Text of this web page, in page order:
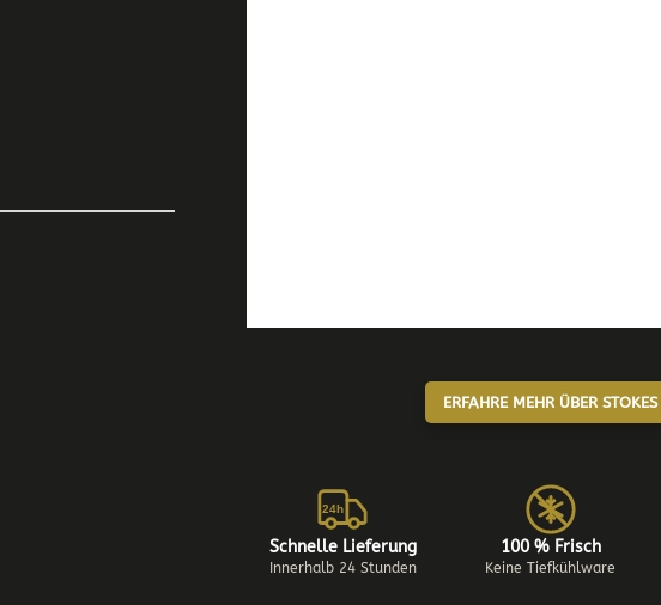
ERFAHRE MEHR ÜBER STOKES
24h
Schnelle Lieferung
Innerhalb 24 Stunden
100 % Frisch
Keine Tiefkühlware